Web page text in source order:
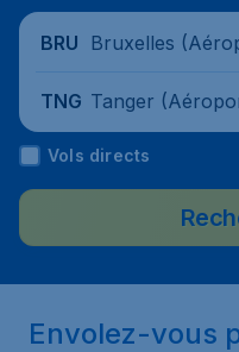
BRU Bruxelles
TNG Tanger
ta), Maroc
Vols directs
Envolez-vous